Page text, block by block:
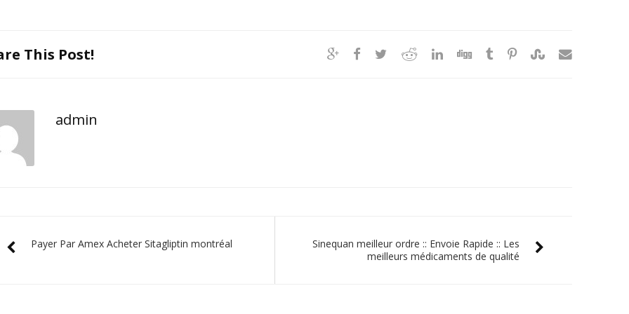
This Post!
admin
Payer Par Amex Acheter Sitagliptin montréal
Sinequan meilleur ordre :: Envoie Rapide :: Les
meilleurs médicaments de qualité